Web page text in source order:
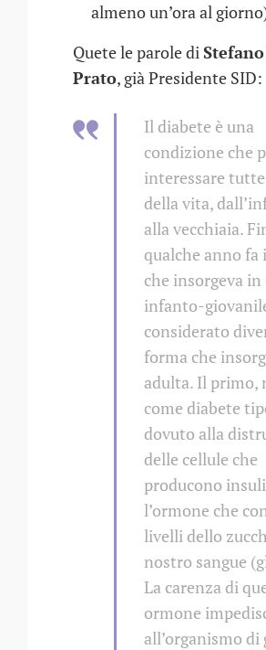
almeno un’ora al
Quete le parole di
Prato, già Presidente SID:
Il diabete è una
condizione che
interessare
della vita,
alla vecchiaia.
qualche anno fa
che insorgeva in
infanto-
considerato
forma che
adulta. Il primo,
come diabete
dovuto alla
delle cellule che
producono
l’ormone che
livelli dello
nostro sangue
La carenza di
ormone
all’organismo di